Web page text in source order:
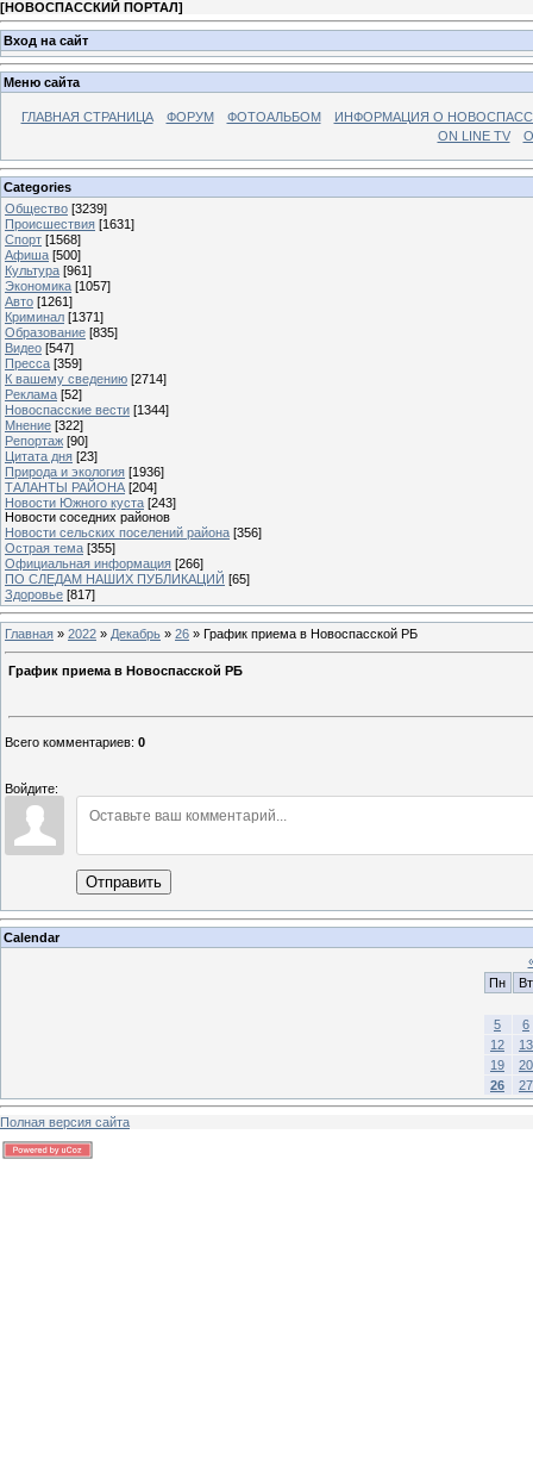
[НОВОСПАССКИЙ ПОРТАЛ]
Вход на сайт
Меню сайта
ГЛАВНАЯ СТРАНИЦА ФОРУМ ФОТОАЛЬБОМ
ИНФОРМАЦИЯ О
ON LINE TV
Categories
Общество [3239]
Происшествия [1631]
Спорт [1568]
Афиша [500]
Культура [961]
Экономика [1057]
Авто [1261]
Криминал [1371]
Образование [835]
Видео [547]
Пресса [359]
К вашему сведению [2714]
Реклама [52]
Новоспасские вести [1344]
Мнение [322]
Репортаж [90]
Цитата дня [23]
Природа и экология [1936]
ТАЛАНТЫ РАЙОНА [204]
Новости Южного куста [243]
Новости соседних районов
Новости сельских поселений района [356]
Острая тема [355]
Официальная информация [266]
ПО СЛЕДАМ НАШИХ ПУБЛИКАЦИЙ [65]
Здоровье [817]
Главная » 2022 » Декабрь » 26 » График приема в Новоспасской РБ
График приема в Новоспасской РБ
Всего комментариев: 0
Войдите:
Отправить
Calendar
Пн
Вт
5
6
12
13
19
20
26
27
Полная версия сайта